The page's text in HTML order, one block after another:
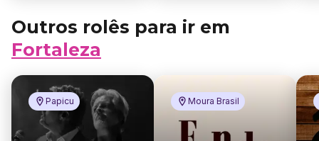
Outros rolês para ir em
Fortaleza
Papicu Moura Brasil